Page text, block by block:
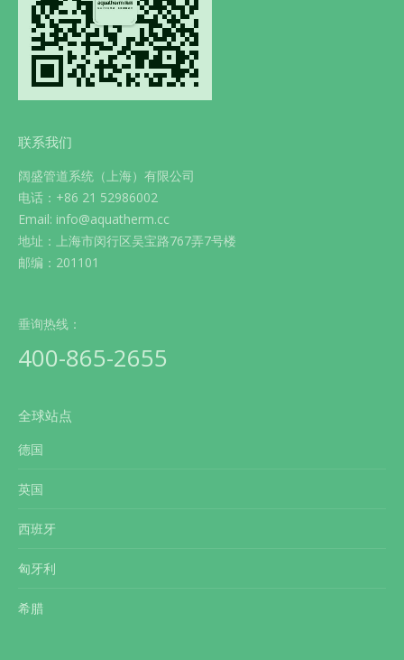
联系我们
阔盛管道系统（上海）有限公司
电话：+86 21 52986002
Email: info@aquatherm.cc
地址：上海市闵行区吴宝路767弄7号楼
邮编：201101
垂询热线：
400-865-2655
全球站点
德国
英国
西班牙
匈牙利
希腊